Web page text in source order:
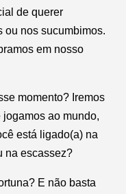
de querer
ou nos sucumbimos.
em nosso
momento? Iremos
ao mundo,
está ligado(a) na
na escassez?
E não basta